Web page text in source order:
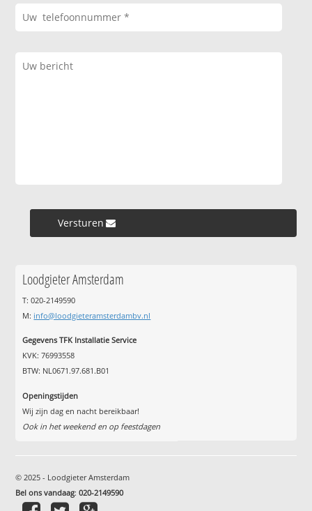
Versturen »
Loodgieter Amsterdam
T: 020-2149590
M: info@loodgieteramsterdambv.nl
Gegevens TFK Installatie Service
KVK: 76993558
BTW: NL0671.97.681.B01
Openingstijden
Wij zijn dag en nacht bereikbaar!
Ook in het weekend en op feestdagen
© 2025 - Loodgieter Amsterdam
Bel ons vandaag:020-2149590